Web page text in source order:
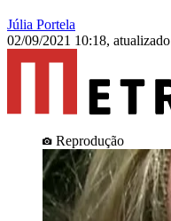
Júlia Portela
02/09/2021 10:18, atualizado
Reprodução